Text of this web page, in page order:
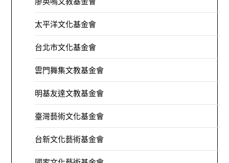
太平洋文化基金會
台北市文化基金會
雲門舞集文教基金會
明基友達文教基金會
臺灣藝術文化基金會
台新文化藝術基金會